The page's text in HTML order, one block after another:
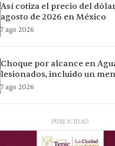
Así cotiza el precio del
agosto de 2026 en México
7 ago 2026
Choque por alcance en
lesionados, incluido un
7 ago 2026
PUBLICIDAD